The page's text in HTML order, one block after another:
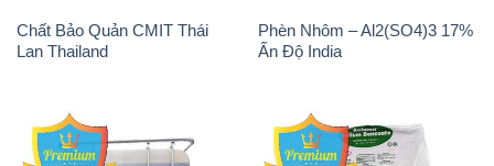
Chất Bảo Quản CMIT Thái
Lan Thailand
Phèn Nhôm – Al2(SO4)3 17%
Ấn Độ India